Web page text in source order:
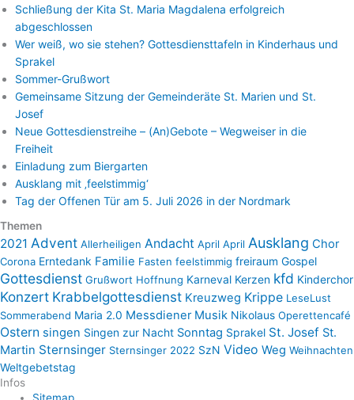
Schließung der Kita St. Maria Magdalena erfolgreich
abgeschlossen
Wer weiß, wo sie stehen? Gottesdiensttafeln in Kinderhaus und
Sprakel
Sommer-Grußwort
Gemeinsame Sitzung der Gemeinderäte St. Marien und St.
Josef
Neue Gottesdienstreihe – (An)Gebote – Wegweiser in die
Freiheit
Einladung zum Biergarten
Ausklang mit ‚feelstimmig‘
Tag der Offenen Tür am 5. Juli 2026 in der Nordmark
Themen
2021 Advent Allerheiligen Andacht April April Ausklang Chor
Corona Erntedank Familie Fasten feelstimmig freiraum Gospel
Gottesdienst Grußwort Hoffnung Karneval Kerzen kfd Kinderchor
Konzert Krabbelgottesdienst Kreuzweg Krippe LeseLust
Sommerabend Maria 2.0 Messdiener Musik Nikolaus Operettencafé
Ostern singen Singen zur Nacht Sonntag Sprakel St. Josef St.
Martin Sternsinger Sternsinger 2022 SzN Video Weg Weihnachten
Weltgebetstag
Infos